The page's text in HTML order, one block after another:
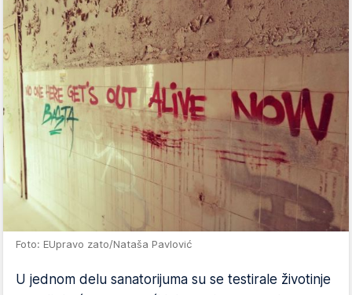
Foto: EUpravo zato/Nataša Pavlović
U jednom delu sanatorijuma su se testirale životinje